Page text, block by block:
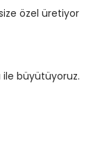
özel üretiyor
ile büyütüyoruz.